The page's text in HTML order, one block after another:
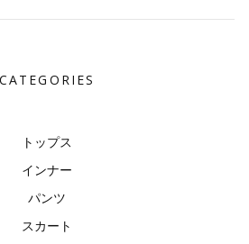
CATEGORIES
トップス
インナー
パンツ
スカート